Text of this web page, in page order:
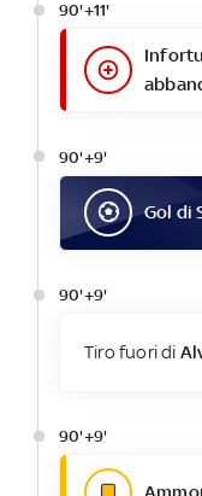
90'+11'
90'+9'
Gol di
90'+9'
Tiro fuori di
90'+9'